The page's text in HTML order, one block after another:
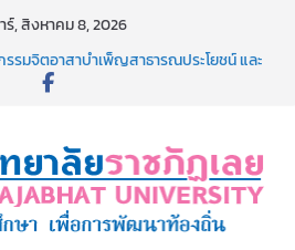
ร์, สิงหาคม 8, 2026
รมจิตอาสาบำเพ็ญสาธารณประโยชน์ และ
รมวิชาการ เปิดบ้าน LRU ครั้งที่ 4 เปิดให้
หาสาขาวิชาในฝัน สู่อนาคตที่ใช่
มประชุมชี้แจงกับคณะอนุกรรมาธิการ
.ศ. 2570